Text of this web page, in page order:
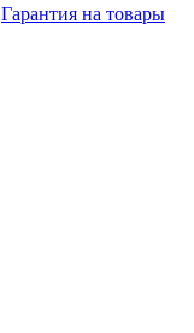
Гарантия на товары